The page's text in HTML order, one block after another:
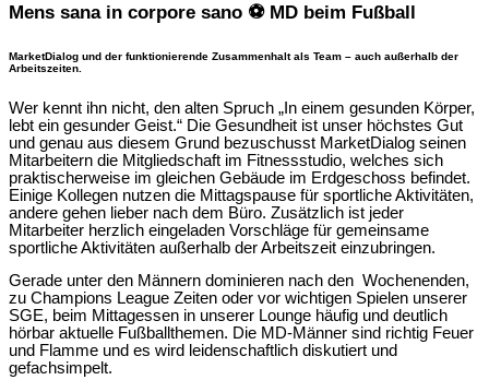
Mens sana in corpore sano ⚽ MD beim Fußball
MarketDialog und der funktionierende Zusammenhalt als Team – auch außerhalb der
Arbeitszeiten.
Wer kennt ihn nicht, den alten Spruch „In einem gesunden Körper,
lebt ein gesunder Geist.“ Die Gesundheit ist unser höchstes Gut
und genau aus diesem Grund bezuschusst MarketDialog seinen
Mitarbeitern die Mitgliedschaft im Fitnessstudio, welches sich
praktischerweise im gleichen Gebäude im Erdgeschoss befindet.
Einige Kollegen nutzen die Mittagspause für sportliche Aktivitäten,
andere gehen lieber nach dem Büro. Zusätzlich ist jeder
Mitarbeiter herzlich eingeladen Vorschläge für gemeinsame
sportliche Aktivitäten außerhalb der Arbeitszeit einzubringen.
Gerade unter den Männern dominieren nach den Wochenenden,
zu Champions League Zeiten oder vor wichtigen Spielen unserer
SGE, beim Mittagessen in unserer Lounge häufig und deutlich
hörbar aktuelle Fußballthemen. Die MD-Männer sind richtig Feuer
und Flamme und es wird leidenschaftlich diskutiert und
gefachsimpelt.